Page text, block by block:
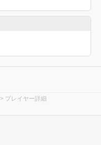
> プレイヤー詳細